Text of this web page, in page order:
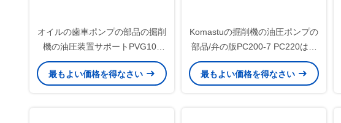
オイルの歯車ポンプの部品の掘削
機の油圧装置サポートPVG100
PVG120 PVG075
最もよい価格を得なさい
Komastuの掘削機の油圧ポンプの
部品/弁の版PC200-7 PC220はカ
スタマイズした
最もよい価格を得なさい